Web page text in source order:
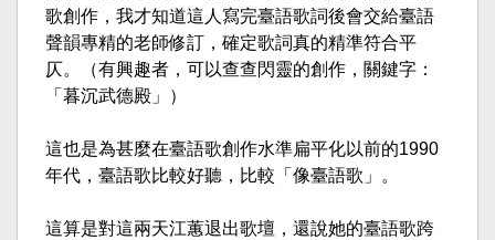
歌創作，我才知道這人寫完臺語歌詞後會交給臺語
聲韻專精的老師修訂，確定歌詞真的精準符合平
仄。（有興趣者，可以查查閃靈的創作，關鍵字：
「暮沉武德殿」）
這也是為甚麼在臺語歌創作水準扁平化以前的1990
年代，臺語歌比較好聽，比較「像臺語歌」。
這算是對這兩天江蕙退出歌壇，還說她的臺語歌跨